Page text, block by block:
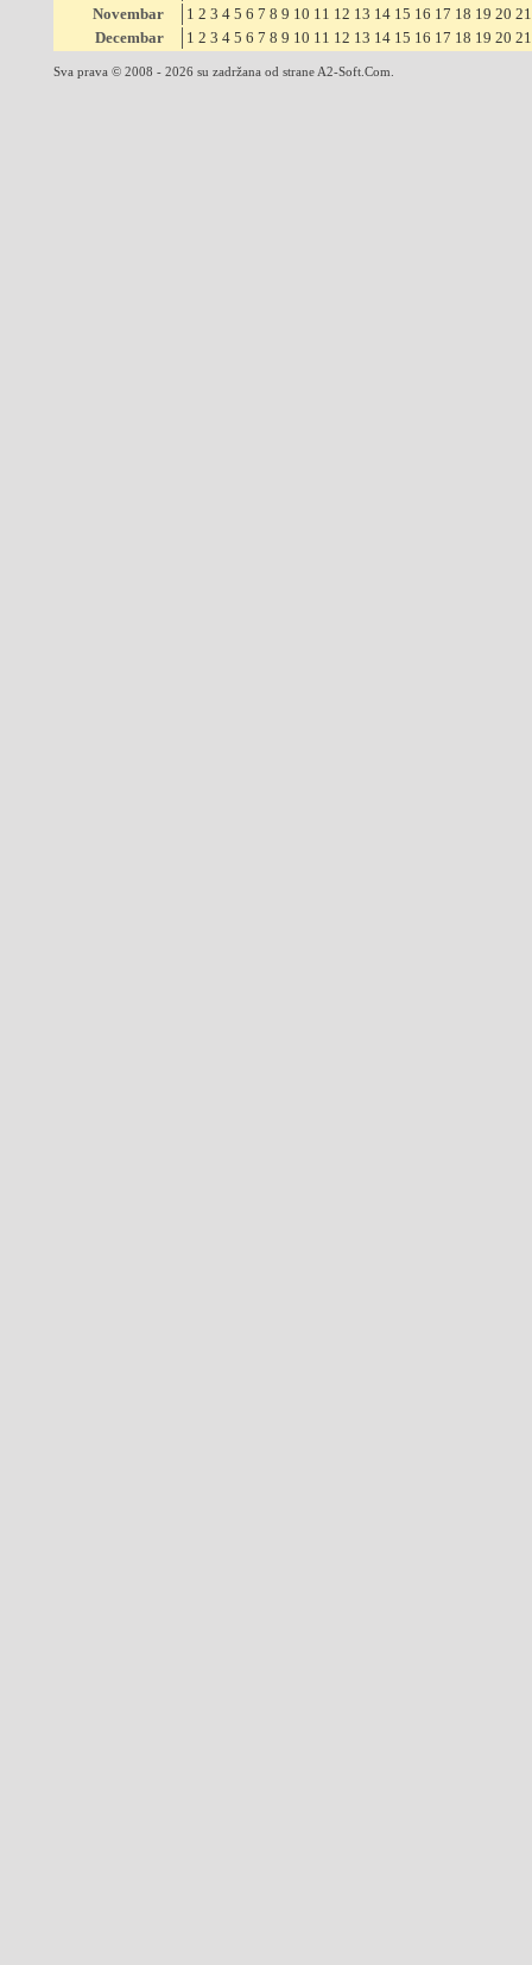
Novembar
1 2 3 4 5 6 7 8 9 10 11 12 13 14 15 16 17 18 19 20 21
Decembar
1 2 3 4 5 6 7 8 9 10 11 12 13 14 15 16 17 18 19 20 21
Sva prava © 2008 - 2026 su zadržana od strane A2-Soft.Com.